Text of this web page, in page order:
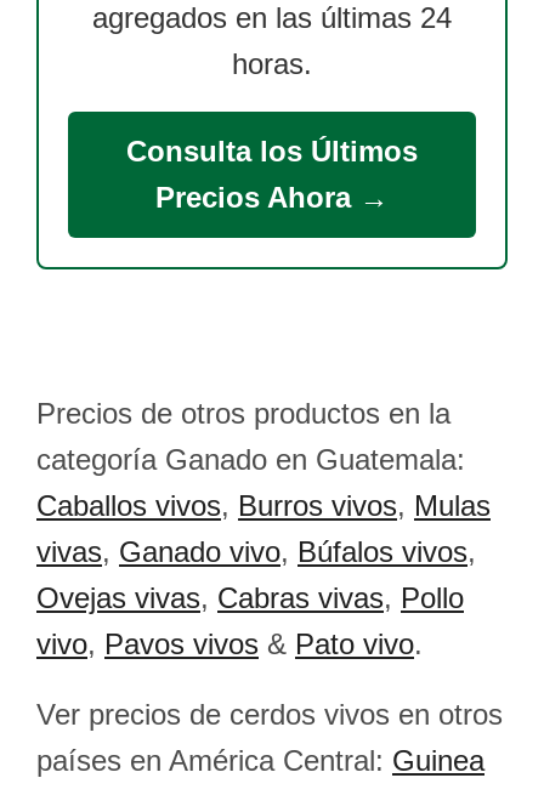
agregados en las últimas 24
horas.
Consulta los Últimos
Precios Ahora →
Precios de otros productos en la
categoría Ganado en Guatemala:
Caballos vivos, Burros vivos, Mulas
vivas, Ganado vivo, Búfalos vivos,
Ovejas vivas, Cabras vivas, Pollo
vivo, Pavos vivos & Pato vivo.
Ver precios de cerdos vivos en otros
países en América Central: Guinea